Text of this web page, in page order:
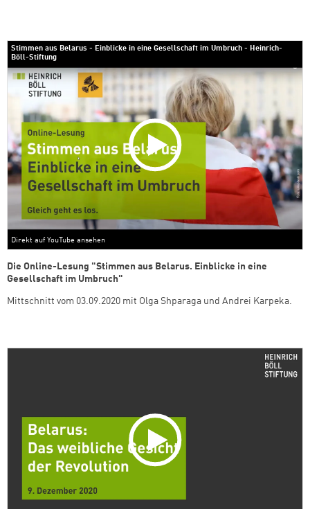
Stimmen aus Belarus - Einblicke in eine Gesellschaft im Umbruch - Heinrich-
Böll-Stiftung
Direkt auf YouTube ansehen
Die Online-Lesung "Stimmen aus Belarus. Einblicke in eine
Gesellschaft im Umbruch"
Mittschnitt vom 03.09.2020 mit Olga Shparaga und Andrei Karpeka.